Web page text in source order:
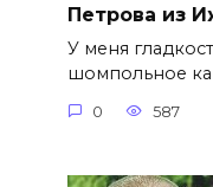
Петрова из
У меня
шомпольное
0 587